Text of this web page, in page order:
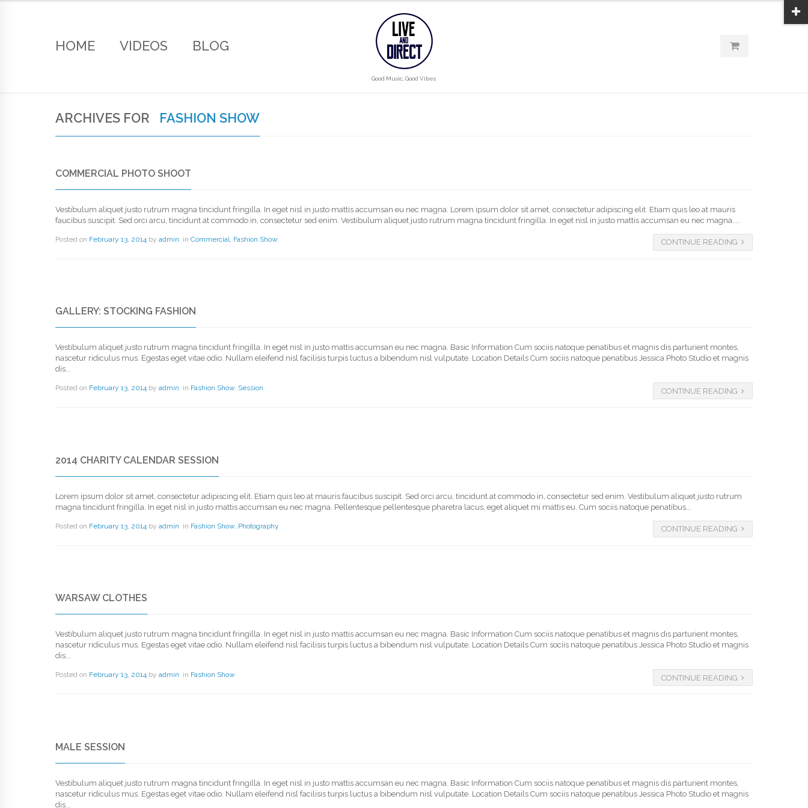
HOME VIDEOS BLOG
Good Music, Good Vibes
ARCHIVES FOR FASHION SHOW
COMMERCIAL PHOTO SHOOT
Vestibulum aliquet justo rutrum magna tincidunt fringilla. In eget nisl in justo mattis accumsan eu nec magna. Lorem ipsum dolor sit amet, consectetur adipiscing elit. Etiam quis leo at mauris
faucibus suscipit. Sed orci arcu, tincidunt at commodo in, consectetur sed enim. Vestibulum aliquet justo rutrum magna tincidunt fringilla. In eget nisl in justo mattis accumsan eu nec magna....
Posted on February 13, 2014 by admin in Commercial Fashion Show CONTINUE READING
GALLERY: STOCKING FASHION
Vestibulum aliquet justo rutrum magna tincidunt fringilla. In eget nisl in justo mattis accumsan eu nec magna. Basic Information Cum sociis natoque penatibus et magnis dis parturient montes,
nascetur ridiculus mus. Egestas eget vitae odio. Nullam eleifend nisl facilisis turpis luctus a bibendum nisl vulputate. Location Details Cum sociis natoque penatibus Jessica Photo Studio et magnis
dis...
Posted on February 13, 2014 by admin in Fashion Show, Session CONTINUE READING
2014 CHARITY CALENDAR SESSION
Lorem ipsum dolor sit amet, consectetur adipiscing elit. Etiam quis leo at mauris faucibus suscipit. Sed orci arcu, tincidunt at commodo in, consectetur sed enim. Vestibulum aliquet justo rutrum
magna tincidunt fringilla. In eget nisl in justo mattis accumsan eu nec magna. Pellentesque pellentesque pharetra lacus, eget aliquet mi mattis eu. Cum sociis natoque penatibus...
Posted on February 13, 2014 by admin in Fashion Show, Photography CONTINUE READING
WARSAW CLOTHES
Vestibulum aliquet justo rutrum magna tincidunt fringilla. In eget nisl in justo mattis accumsan eu nec magna. Basic Information Cum sociis natoque penatibus et magnis dis parturient montes,
nascetur ridiculus mus. Egestas eget vitae odio. Nullam eleifend nisl facilisis turpis luctus a bibendum nisl vulputate. Location Details Cum sociis natoque penatibus Jessica Photo Studio et magnis
dis...
Posted on February 13, 2014 by admin in Fashion Show CONTINUE READING
MALE SESSION
Vestibulum aliquet justo rutrum magna tincidunt fringilla. In eget nisl in justo mattis accumsan eu nec magna. Basic Information Cum sociis natoque penatibus et magnis dis parturient montes,
nascetur ridiculus mus. Egestas eget vitae odio. Nullam eleifend nisl facilisis turpis luctus a bibendum nisl vulputate. Location Details Cum sociis natoque penatibus Jessica Photo Studio et magnis
dis...